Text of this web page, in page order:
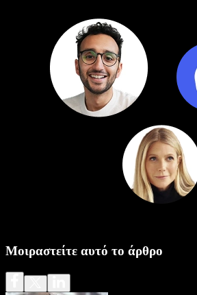
Μοιραστείτε αυτό το άρθρο